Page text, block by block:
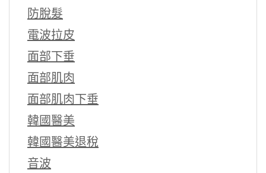
防脫髮
電波拉皮
面部下垂
面部肌肉
面部肌肉下垂
韓國醫美
韓國醫美退稅
音波